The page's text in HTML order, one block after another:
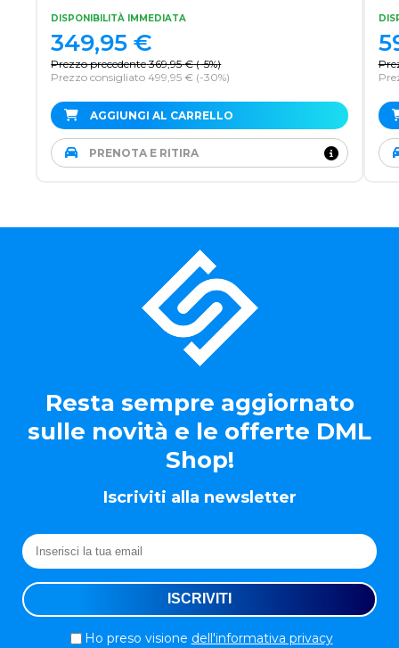
DISPONIBILITÀ IMMEDIATA
Prezzo precedente 369,95 € (-5%)
Prezzo consigliato 499,95 € (-30%)
349,95 €
AGGIUNGI AL CARRELLO
PRENOTA E RITIRA
Resta sempre aggiornato
sulle novità e le offerte DML
Shop!
Iscriviti alla newsletter
Ho preso visione dell'informativa privacy